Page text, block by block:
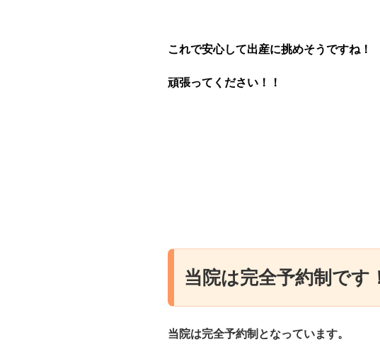
これで安心して出産に挑めそうですね！
頑張ってください！！
当院は完全予約制です
当院は完全予約制となっています。